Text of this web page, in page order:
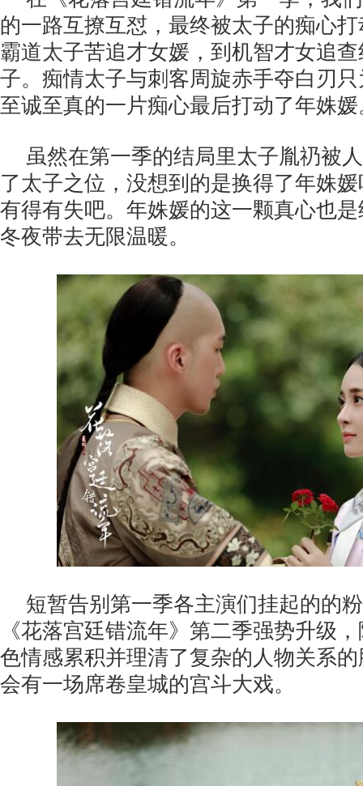
的一路互撩互怼，最终被太子的痴心
霸道太子苦追才女媛，到机智才女追
子。痴情太子与刺客周旋赤手夺白刃
至诚至真的一片痴心最后打动了年姝媛
虽然在第一季的结局里太子胤礽被
了太子之位，没想到的是换得了年姝
有得有失吧。年姝媛的这一颗真心也
冬夜带去无限温暖。
短暂告别第一季各主演们挂起的的
《花落宫廷错流年》第二季强势升级
色情感累积并理清了复杂的人物关系
会有一场席卷皇城的宫斗大戏。